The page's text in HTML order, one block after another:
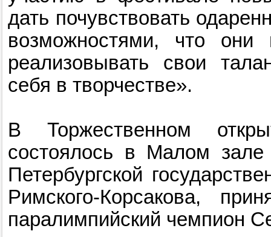
дать почувствовать
возможностями, что они
реализовывать свои
себя в творчестве».
В Торжественном
состоялось в Малом
Петербургской
Римского-Корсакова,
паралимпийский чемпион